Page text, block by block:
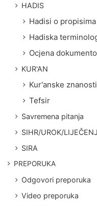
HADIS
Hadisi o propisima
Hadiska
Ocjena
KUR'AN
Kur'anske znanosti
Tefsir
Savremena pitanja
SIHR/UROK/
SIRA
PREPORUKA
Odgovori preporuka
Video preporuka